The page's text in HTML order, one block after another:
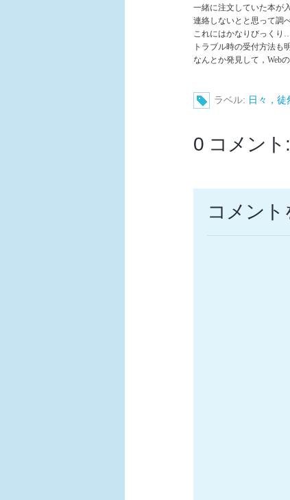
一緒に注文していた本が
連絡しないとと思って調
これにはかなりびっくり
トラブル時の受付方法も
なんとか発見して，Web
ラベル: 日々，徒
0 コメント:
コメント